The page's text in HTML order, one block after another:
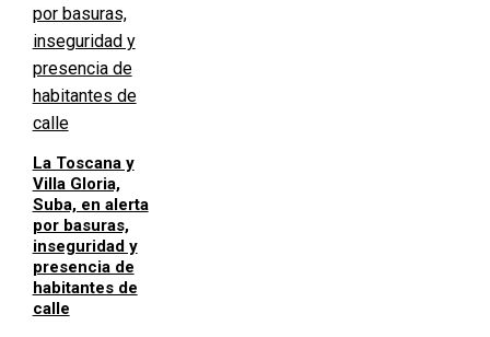
La Toscana y
Villa Gloria,
Suba, en alerta
por basuras,
inseguridad y
presencia de
habitantes de
calle